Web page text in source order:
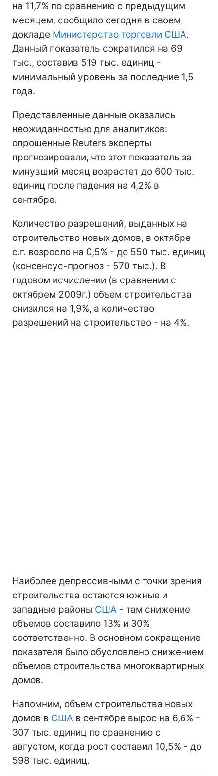
на 11,7% по сравнению с предыдущим
месяцем, сообщило сегодня в своем
докладе Министерство торговли США.
Данный показатель сократился на 69
тыс., составив 519 тыс. единиц -
минимальный уровень за последние 1,5
года.
Представленные данные оказались
неожиданностью для аналитиков:
опрошенные Reuters эксперты
прогнозировали, что этот показатель за
минувший месяц возрастет до 600 тыс.
единиц после падения на 4,2% в
сентябре.
Количество разрешений, выданных на
строительство новых домов, в октябре
с.г. возросло на 0,5% - до 550 тыс. единиц
(консенсус-прогноз - 570 тыс.). В
годовом исчислении (в сравнении с
октябрем 2009г.) объем строительства
снизился на 1,9%, а количество
разрешений на строительство - на 4%.
Наиболее депрессивными с точки зрения
строительства остаются южные и
западные районы США - там снижение
объемов составило 13% и 30%
соответственно. В основном сокращение
показателя было обусловлено снижением
объемов строительства многоквартирных
домов.
Напомним, объем строительства новых
домов в США в сентябре вырос на 6,6% -
307 тыс. единиц по сравнению с
августом, когда рост составил 10,5% - до
598 тыс. единиц.